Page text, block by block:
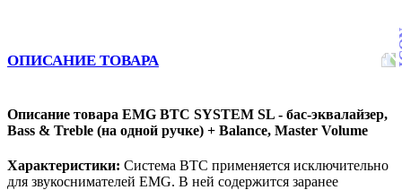
ОПИСАНИЕ ТОВАРА
Описание товара EMG BTC SYSTEM SL - бас-эквалайзер,
Bass & Treble (на одной ручке) + Balance, Master Volume
Характеристики: Система BTC применяется исключительно
для звукоснимателей EMG. В ней содержится заранее